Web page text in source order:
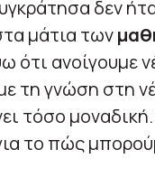
δεν
μάτια των
ότι ανοίγουμε
τη γνώση στη
τόσο
το πώς